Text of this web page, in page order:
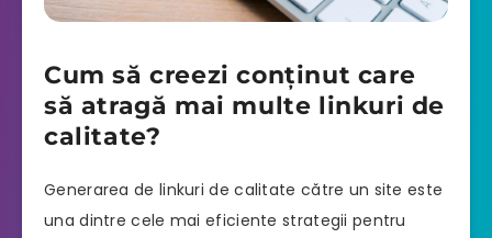
Cum să creezi conținut care
să atragă mai multe linkuri de
calitate?
Generarea de linkuri de calitate către un site este
una dintre cele mai eficiente strategii pentru